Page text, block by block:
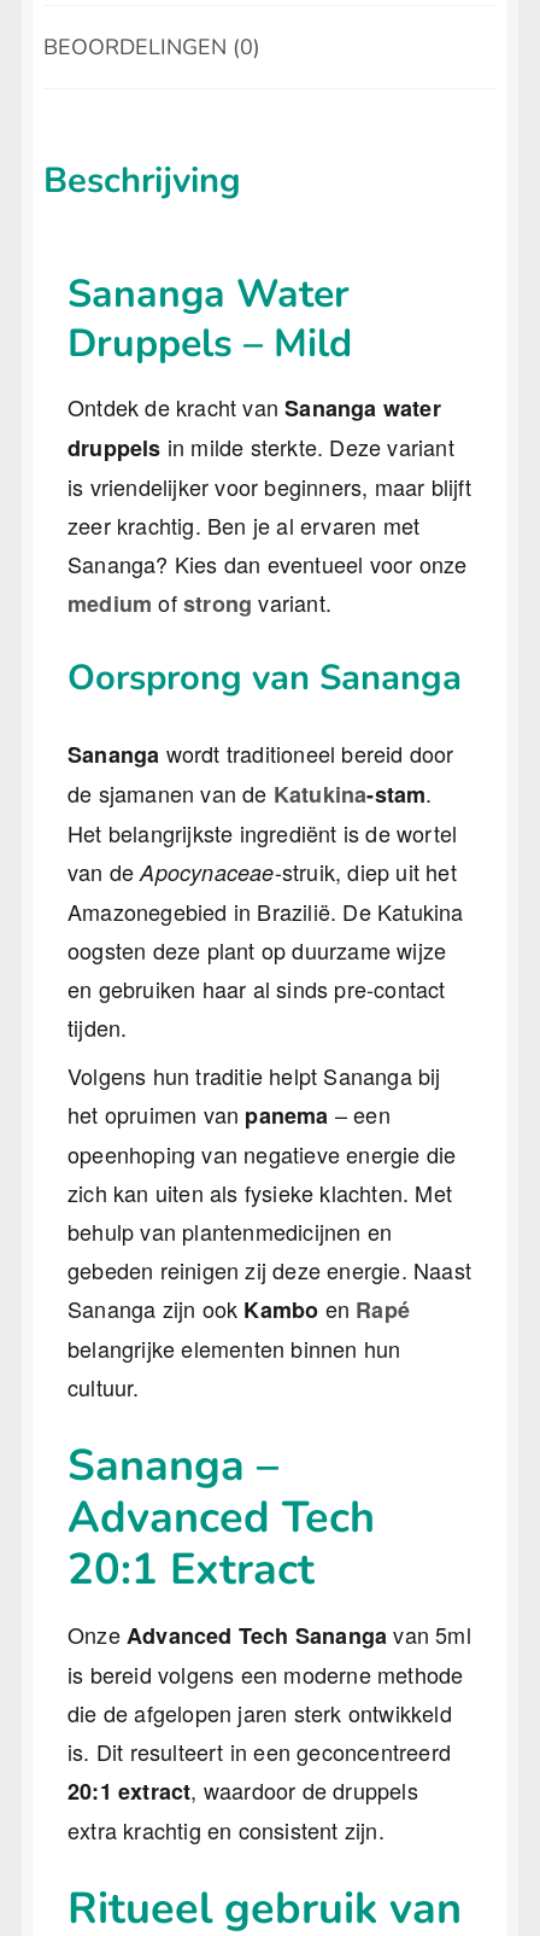
BEOORDELINGEN (0)
Beschrijving
Sananga Water
Druppels – Mild
Ontdek de kracht vanSananga water
druppels in milde sterkte. Deze variant
is vriendelijker voor beginners, maar blijft
zeer krachtig. Ben je al ervaren met
Sananga? Kies dan eventueel voor onze
medium ofstrong variant.
Oorsprong van Sananga
Sananga wordt traditioneel bereid door
de sjamanen van de Katukina-stam.
Het belangrijkste ingrediënt is de wortel
van deApocynaceae-struik, diep uit het
Amazonegebied in Brazilië. De Katukina
oogsten deze plant op duurzame wijze
en gebruiken haar al sinds pre-contact
tijden.
Volgens hun traditie helpt Sananga bij
het opruimen van panema – een
opeenhoping van negatieve energie die
zich kan uiten als fysieke klachten. Met
behulp van plantenmedicijnen en
gebeden reinigen zij deze energie. Naast
Sananga zijn ook Kambo en Rapé
belangrijke elementen binnen hun
cultuur.
Sananga –
Advanced Tech
20:1 Extract
OnzeAdvanced Tech Sanangavan 5ml
is bereid volgens een moderne methode
die de afgelopen jaren sterk ontwikkeld
is. Dit resulteert in een geconcentreerd
20:1 extract, waardoor de druppels
extra krachtig en consistent zijn.
Ritueel gebruik van